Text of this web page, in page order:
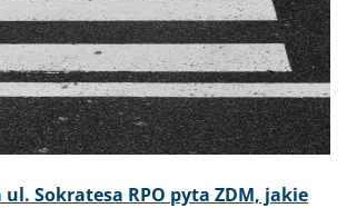
Sokratesa RPO pyta ZDM, jakie